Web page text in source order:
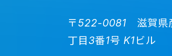
〒522-0081 滋賀県
丁目3番1号 K1ビル